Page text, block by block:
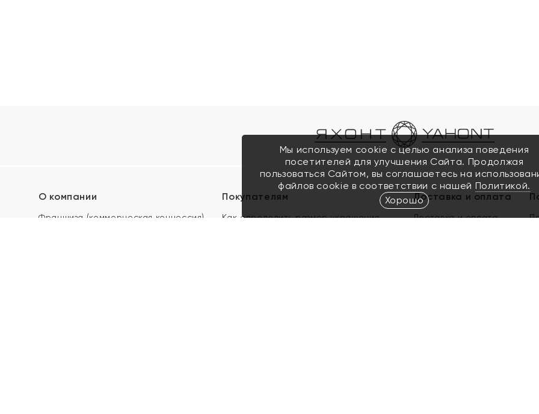
О компании
Франшиза (коммерческая концессия)
Покупателям
Как определить размер украшения
Доставка и оплата
Доставка и оплата
Мы используем cookie с целью анализа поведения
посетителей для улучшения Сайта. Продолжая
пользоваться Сайтом, вы соглашаетесь на
файлов cookie в соответствии с нашей Политикой.
Хорошо